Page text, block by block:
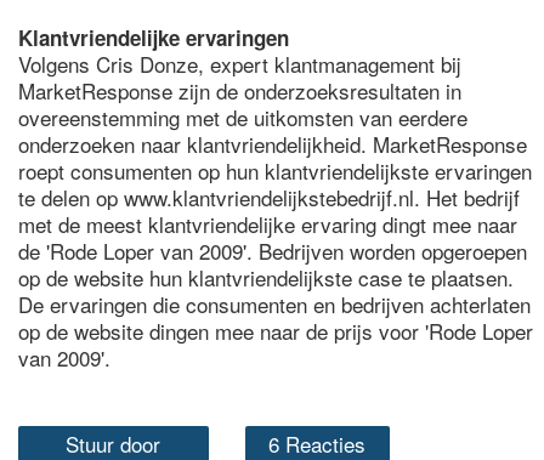
Klantvriendelijke ervaringen
Volgens Cris Donze, expert klantmanagement bij
MarketResponse zijn de onderzoeksresultaten in
overeenstemming met de uitkomsten van eerdere
onderzoeken naar klantvriendelijkheid. MarketResponse
roept consumenten op hun klantvriendelijkste ervaringen
te delen op www.klantvriendelijkstebedrijf.nl. Het bedrijf
met de meest klantvriendelijke ervaring dingt mee naar
de 'Rode Loper van 2009'. Bedrijven worden opgeroepen
op de website hun klantvriendelijkste case te plaatsen.
De ervaringen die consumenten en bedrijven achterlaten
op de website dingen mee naar de prijs voor 'Rode Loper
van 2009'.
Stuur door 6 Reacties